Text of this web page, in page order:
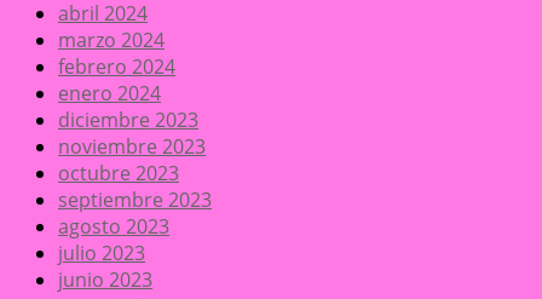
abril 2024
marzo 2024
febrero 2024
enero 2024
diciembre 2023
noviembre 2023
octubre 2023
septiembre 2023
agosto 2023
julio 2023
junio 2023